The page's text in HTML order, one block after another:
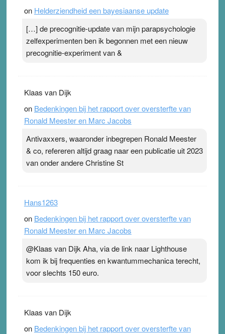
on Helderziendheid een bayesiaanse update
[…] de precognitie-update van mijn parapsychologie
zelfexperimenten ben ik begonnen met een nieuw
precognitie-experiment van &
Klaas van Dijk
on Bedenkingen bij het rapport over oversterfte van
Ronald Meester en Marc Jacobs
Antivaxxers, waaronder inbegrepen Ronald Meester
& co, refereren altijd graag naar een publicatie uit 2023
van onder andere Christine St
Hans1263
on Bedenkingen bij het rapport over oversterfte van
Ronald Meester en Marc Jacobs
@Klaas van Dijk Aha, via de link naar Lighthouse
kom ik bij frequenties en kwantummechanica terecht,
voor slechts 150 euro.
Klaas van Dijk
on Bedenkingen bij het rapport over oversterfte van